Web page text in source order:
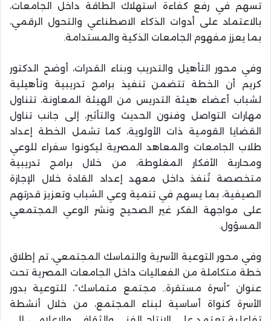
تسهم في رفع كفاءة استهلاك الطاقة داخل الجامعات،
بالاعتماد على أدوات الذكاء الاصطناعي والتحول الرقمي،
بما يعزز مفهوم الجامعات الذكية والمستدامة.
وفي محور التأهيل والتدريب وبناء القدرات، أوضح الدكتور
كريم أن الخطة تتضمن تنفيذ برامج تدريبية وتأهيلية
لشباب أعضاء هيئة التدريس من الهيئة المعاونة، تتناول
مهارات التواصل وفنون الحديث والتأثير، إلى جانب تناول
القضايا القومية ذات الأولوية، كما تشمل الخطة إعداد
طلاب الجامعات والمعاهد المصرية ليكونوا سفراء للوعي
ومحاربة الأفكار المغلوطة، من خلال برامج تدريبية
متخصصة تُنفذ داخل معهد إعداد القادة خلال الإجازة
الصيفية، بما يسهم في تنمية وعي الشباب وتعزيز قدرتهم
على مواجهة الفكر غير الصحيح ونشر الوعي المجتمعي
المسؤول.
وفي محور التوعية الأسرية والتماسك المجتمعي، تم إطلاق
خطة متكاملة من الفعاليات داخل الجامعات المصرية تحت
عنوان “أسرة مستقرة.. مجتمع متماسك”، للتوعية بدور
الأسرة كنواة أساسية لبناء المجتمع، من خلال أنشطة